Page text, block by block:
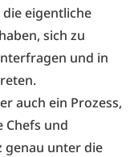
eigentliche
sich zu
und in
auch ein Prozess,
Chefs und
genau unter die